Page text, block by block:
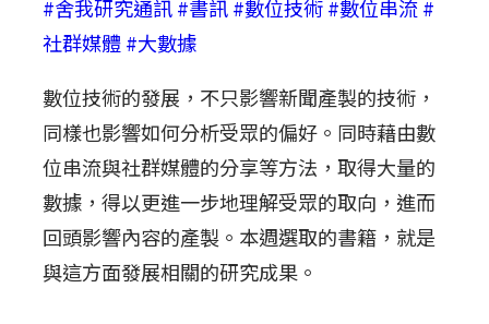
#舍我研究通訊#書訊#數位技術#數位串流#
社群媒體#大數據
數位技術的發展，不只影響新聞產製的技術，
同樣也影響如何分析受眾的偏好。同時藉由數
位串流與社群媒體的分享等方法，取得大量的
數據，得以更進一步地理解受眾的取向，進而
回頭影響內容的產製。本週選取的書籍，就是
與這方面發展相關的研究成果。